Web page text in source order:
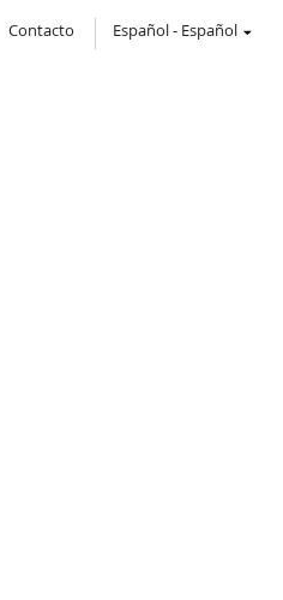
Contacto Español- Español